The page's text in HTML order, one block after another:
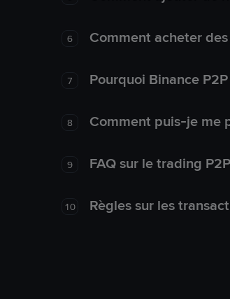
6 Comment acheter
7 Pourquoi Binance
8 Comment puis-je me
9 FAQ sur le trading
10 Règles sur les